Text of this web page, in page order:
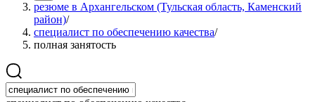
резюме в Архангельском (Тульская область, Каменский
район)/
специалист по обеспечению качества/
полная занятость